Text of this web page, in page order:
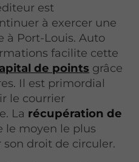
est
à exercer une
à Port-Louis. Auto
facilite cette
de points grâce
Il est primordial
le courrier
La récupération de
le moyen le plus
droit de circuler.